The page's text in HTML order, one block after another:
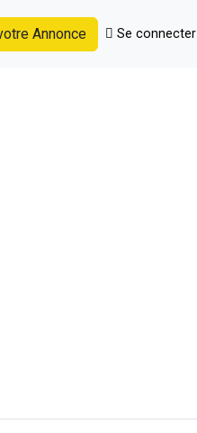
Annonce Se connecter
Trouver